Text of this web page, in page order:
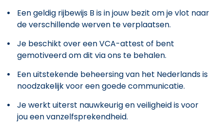
Een geldig rijbewijs B is in jouw bezit om je vlot naar
de verschillende werven te verplaatsen.
Je beschikt over een VCA-attest of bent
gemotiveerd om dit via ons te behalen.
Een uitstekende beheersing van het Nederlands is
noodzakelijk voor een goede communicatie.
Je werkt uiterst nauwkeurig en veiligheid is voor
jou een vanzelfsprekendheid.